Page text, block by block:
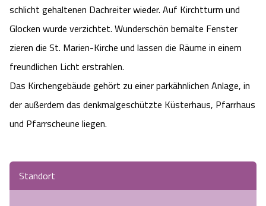
schlicht gehaltenen Dachreiter wieder. Auf Kirchtturm und
Glocken wurde verzichtet. Wunderschön bemalte Fenster
zieren die St. Marien-Kirche und lassen die Räume in einem
freundlichen Licht erstrahlen.
Das Kirchengebäude gehört zu einer parkähnlichen Anlage, in
der außerdem das denkmalgeschützte Küsterhaus, Pfarrhaus
und Pfarrscheune liegen.
Standort